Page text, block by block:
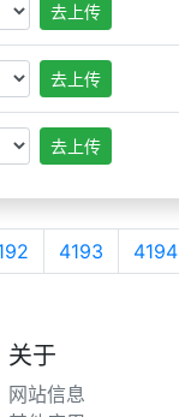
去上传
去上传
去上传
4193 4194
关于
网站信息